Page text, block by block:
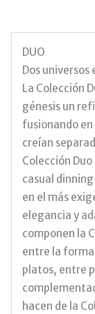
DUO
Dos universos
La Colección
génesis un
fusionando en
creían
Colección
casual
en el más
elegancia y
componen la
entre la forma
platos, entre
hacen de la